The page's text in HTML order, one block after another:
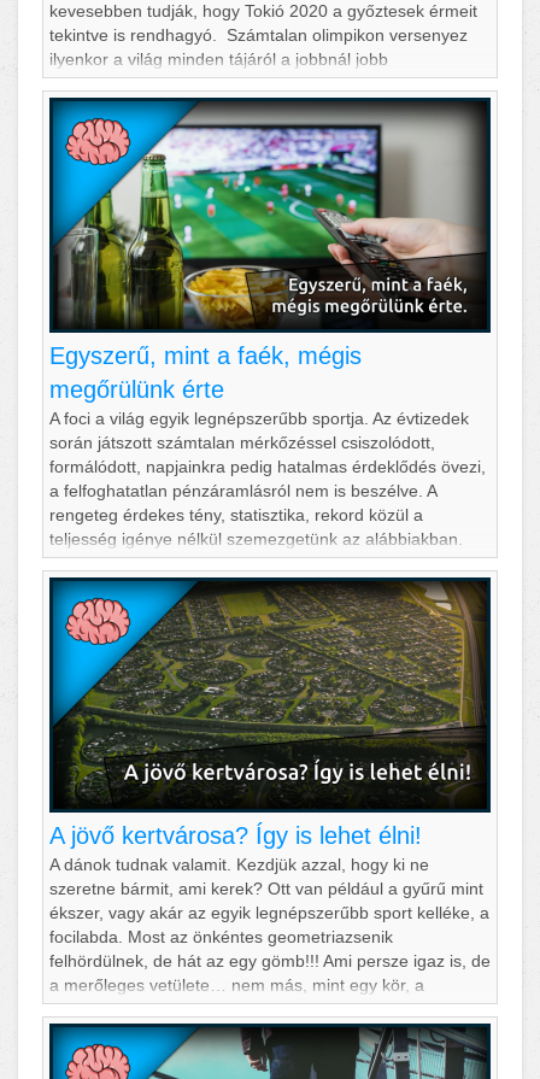
kevesebben tudják, hogy Tokió 2020 a győztesek érmeit
tekintve is rendhagyó. Számtalan olimpikon versenyez
ilyenkor a világ minden tájáról a jobbnál jobb
helyezésekért, itt már maga a részvételi lehetőség is
óriási dicsőség, viszont
Egyszerű, mint a faék, mégis
megőrülünk érte
A foci a világ egyik legnépszerűbb sportja. Az évtizedek
során játszott számtalan mérkőzéssel csiszolódott,
formálódott, napjainkra pedig hatalmas érdeklődés övezi,
a felfoghatatlan pénzáramlásról nem is beszélve. A
rengeteg érdekes tény, statisztika, rekord közül a
teljesség igénye nélkül szemezgetünk az alábbiakban.
A jövő kertvárosa? Így is lehet élni!
A dánok tudnak valamit. Kezdjük azzal, hogy ki ne
szeretne bármit, ami kerek? Ott van például a gyűrű mint
ékszer, vagy akár az egyik legnépszerűbb sport kelléke, a
focilabda. Most az önkéntes geometriazsenik
felhördülnek, de hát az egy gömb!!! Ami persze igaz is, de
a merőleges vetülete… nem más, mint egy kör, a
gyerekrajzok ékköve. De talán a legjobb példa ide, ha
elképzelünk egy jó nagy pizzát. Hát ki ne szeretné a
pizzát?! Ezt a sz&eacut